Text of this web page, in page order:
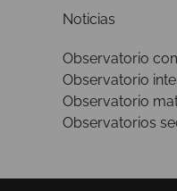
Noticias
Observatorio
Observatorio
Observatorio
Observatorios